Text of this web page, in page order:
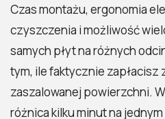
Czas montażu, ergonomia
czyszczenia i możliwość
samych płyt na różnych
tym, ile faktycznie zapłacisz
zaszalowanej powierzchni.
różnica kilku minut na